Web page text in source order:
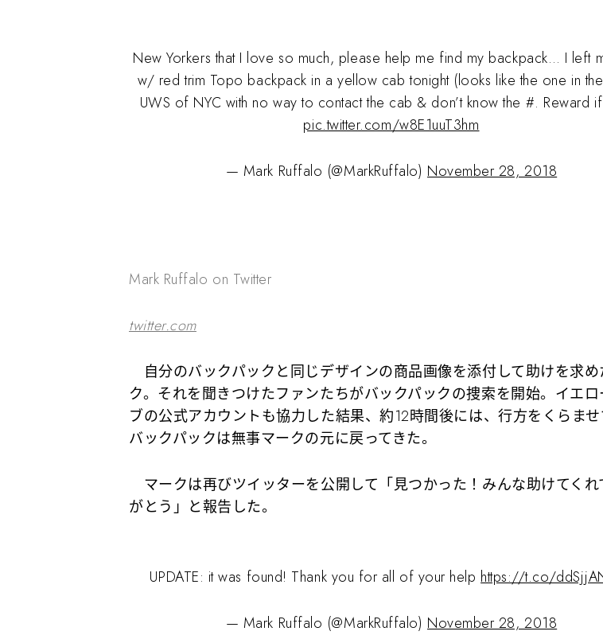
New Yorkers that I love so much, please help me find my backpack… I left
w/ red trim Topo backpack in a yellow cab tonight (looks like the one in
UWS of NYC with no way to contact the cab & don’t know the #. Reward
pic.twitter.com/w8E1uuT3hm
— Mark Ruffalo (@MarkRuffalo) November 28, 2018
Mark Ruffalo on Twitter
twitter.com
自分のバックパックと同じデザインの商品画像を添付して助けを求め
ク。それを聞きつけたファンたちがバックパックの捜索を開始。イエロ
ブの公式アカウントも協力した結果、約12時間後には、行方をくらま
バックパックは無事マークの元に戻ってきた。
マークは再びツイッターを公開して 「見つかった！みんな助けてくれ
がとう」 と報告した。
UPDATE: it was found! Thank you for all of your helphttps://t.co/
— Mark Ruffalo (@MarkRuffalo) November 28, 2018